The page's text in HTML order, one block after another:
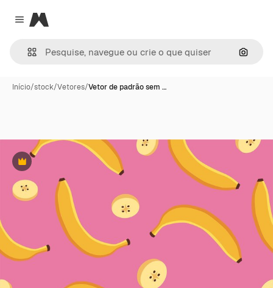
Close menu
Magnific
Início/stock/Vetores/Vetor de padrão sem …
Premium